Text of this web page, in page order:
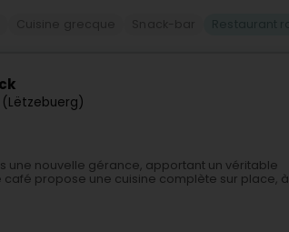
une nouvelle gérance, apportant un véritable
propose une cuisine complète sur place, à